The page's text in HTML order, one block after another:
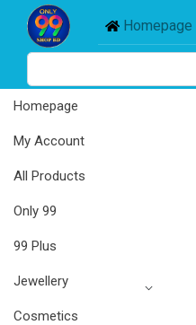
Homepage
Homepage
My Account
All Products
Only 99
99 Plus
Jewellery
Cosmetics